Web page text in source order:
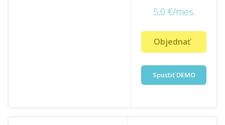
5,0 €/mes.
Objednať
Spustiť DEMO